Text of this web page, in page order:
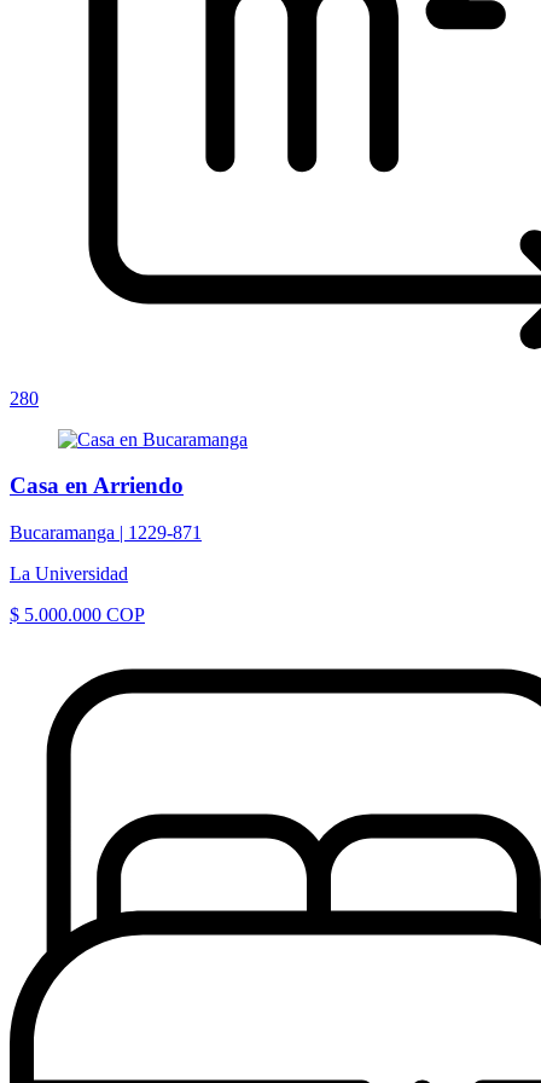
280
Casa en Arriendo
Bucaramanga | 1229-871
La Universidad
$ 5.000.000 COP